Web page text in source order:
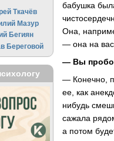
бабушка
Она,
— она на вас
— Вы
— Конечно,
ее, как
нибудь
сажала
а потом
Ткачёв
Мазур
Бегиян
Береговой